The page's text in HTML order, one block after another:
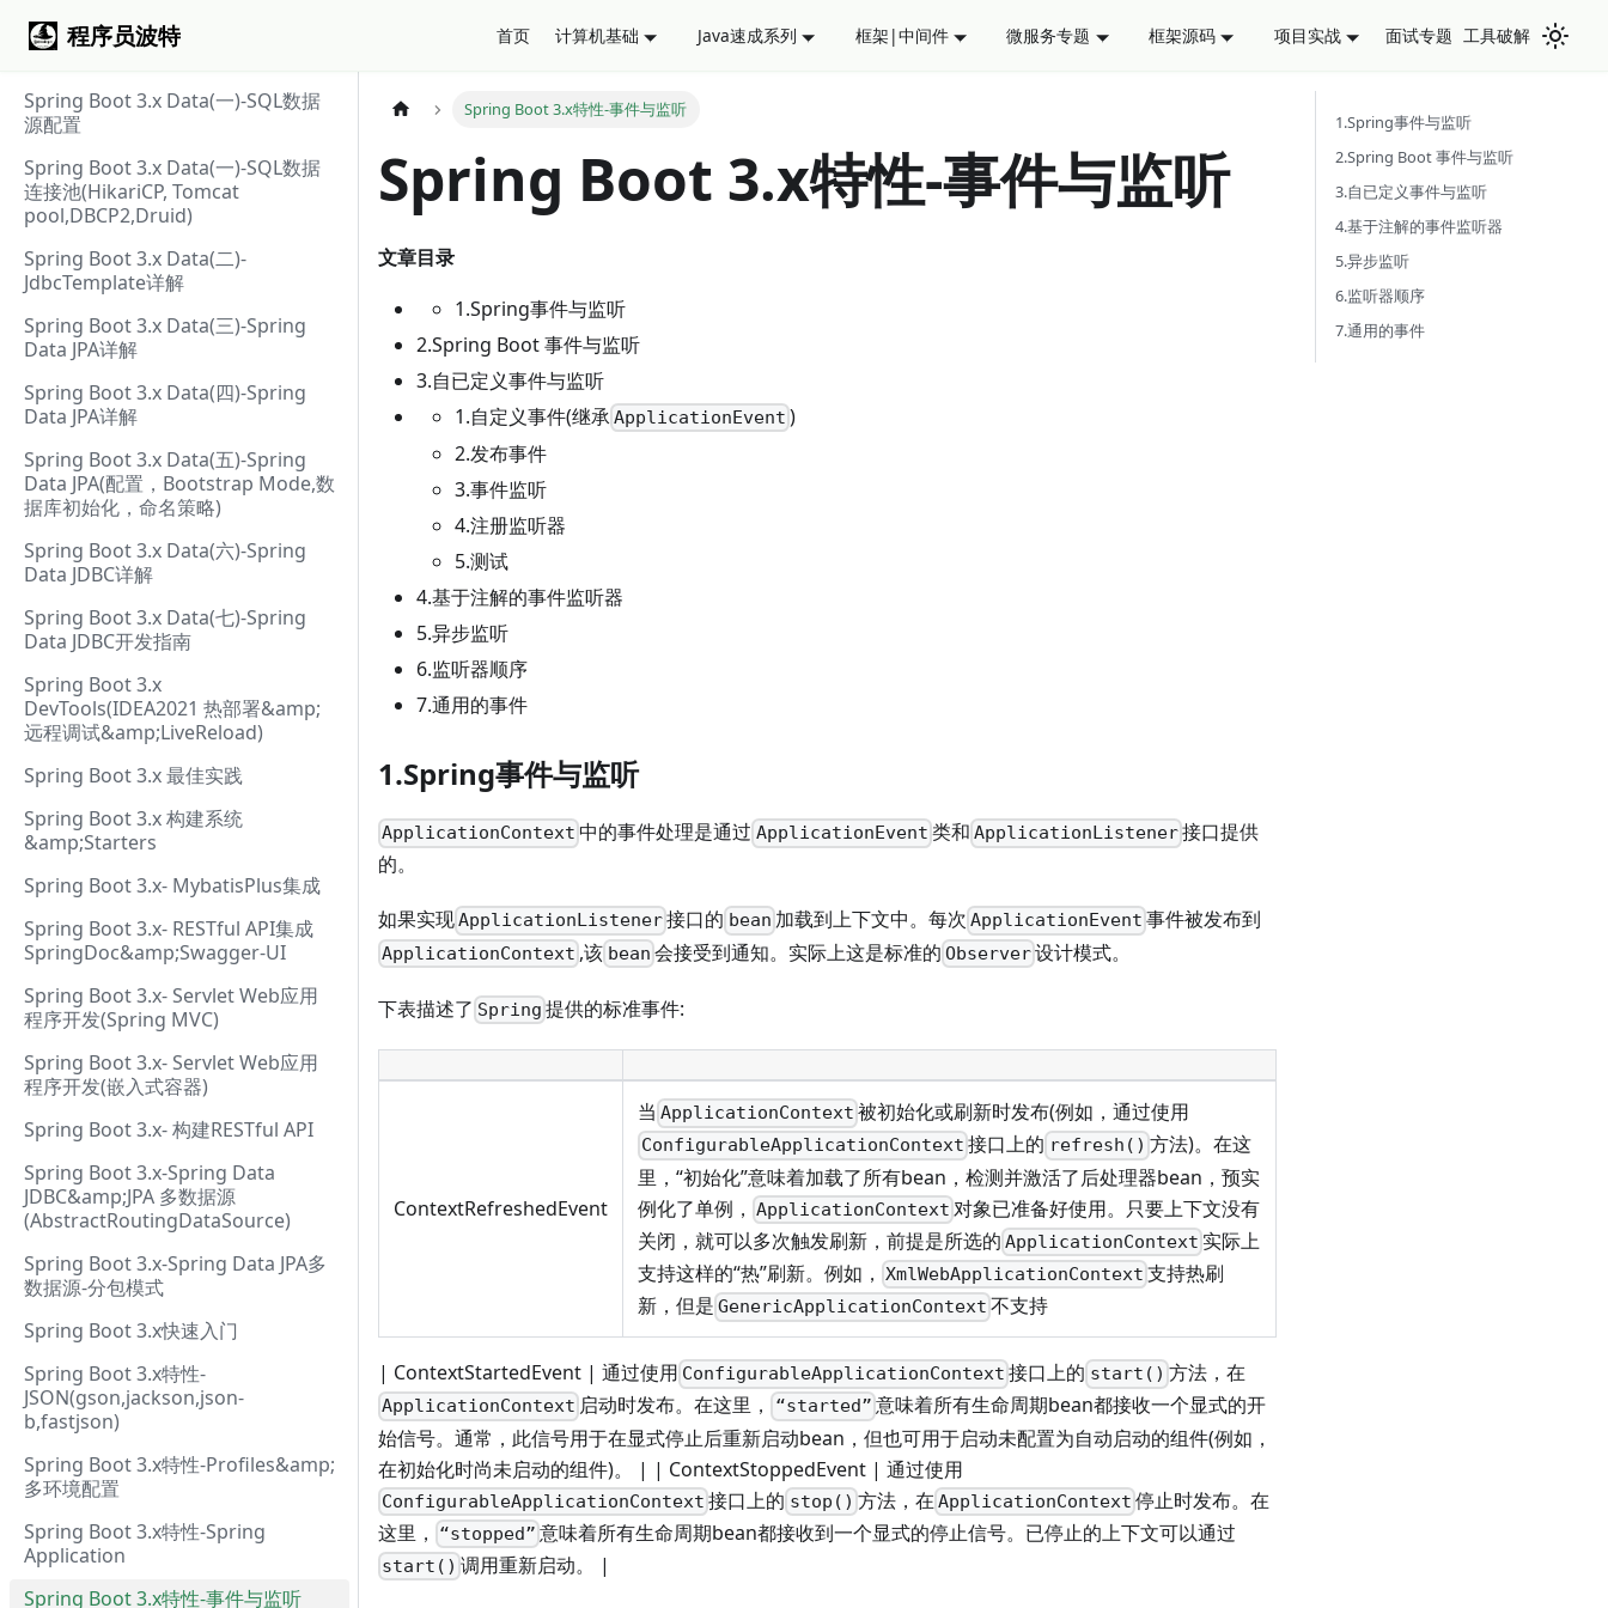
程序员波特 首页 计算机基础 Java速成系列 框架|中间件 微服务专题 框架源码 项目实战 面试专题 工具破解
Spring Boot 3.x Data(一)-SQL数据
源配置
Spring Boot 3.x Data(一)-SQL数据
连接池(HikariCP, Tomcat
pool,DBCP2,Druid)
Spring Boot 3.x Data(二)-
JdbcTemplate详解
Spring Boot 3.x Data(三)-Spring
Data JPA详解
Spring Boot 3.x Data(四)-Spring
Data JPA详解
Spring Boot 3.x Data(五)-Spring
Data JPA(配置，Bootstrap Mode,数
据库初始化，命名策略)
Spring Boot 3.x Data(六)-Spring
Data JDBC详解
Spring Boot 3.x Data(七)-Spring
Data JDBC开发指南
Spring Boot 3.x
DevTools(IDEA2021 热部署&amp;
远程调试&amp;LiveReload)
Spring Boot 3.x 最佳实践
Spring Boot 3.x 构建系统
&amp;Starters
Spring Boot 3.x- MybatisPlus集成
Spring Boot 3.x- RESTful API集成
SpringDoc&amp;Swagger-UI
Spring Boot 3.x- Servlet Web应用
程序开发(Spring MVC)
Spring Boot 3.x- Servlet Web应用
程序开发(嵌入式容器)
Spring Boot 3.x- 构建RESTful API
Spring Boot 3.x-Spring Data
JDBC&amp;JPA 多数据源
(AbstractRoutingDataSource)
Spring Boot 3.x-Spring Data JPA多
数据源-分包模式
Spring Boot 3.x快速入门
Spring Boot 3.x特性-
JSON(gson,jackson,json-
b,fastjson)
Spring Boot 3.x特性-Profiles&amp;
多环境配置
Spring Boot 3.x特性-Spring
Application
Spring Boot 3.x特性-事件与监听
Spring Boot 3.x特性-事件与监听
Spring Boot 3.x特性-事件与监听
文章目录
1.Spring事件与监听
2.Spring Boot 事件与监听
3.自已定义事件与监听
1.自定义事件(继承ApplicationEvent )
2.发布事件
3.事件监听
4.注册监听器
5.测试
4.基于注解的事件监听器
5.异步监听
6.监听器顺序
7.通用的事件
1.Spring事件与监听
ApplicationContext 中的事件处理是通过 ApplicationEvent 类和 ApplicationListener接口提供
的。
如果实现ApplicationListener接口的 bean 加载到上下文中。每次 ApplicationEvent 事件被发布到
ApplicationContext ,该 bean 会接受到通知。实际上这是标准的 Observer设计模式。
下表描述了 Spring 提供的标准事件:
ContextRefreshedEvent
当 ApplicationContext 被初始化或刷新时发布(例如，通过使用
ConfigurableApplicationContext 接口上的 refresh() 方法)。在这
里，“初始化”意味着加载了所有bean，检测并激活了后处理器bean，预实
例化了单例， ApplicationContext 对象已准备好使用。只要上下文没有
关闭，就可以多次触发刷新，前提是所选的 ApplicationContext 实际上
支持这样的“热”刷新。例如， XmlWebApplicationContext 支持热刷
新，但是 GenericApplicationContext 不支持
| ContextStartedEvent | 通过使用 ConfigurableApplicationContext 接口上的 start() 方法，在
ApplicationContext 启动时发布。在这里， “started” 意味着所有生命周期bean都接收一个显式的开
始信号。通常，此信号用于在显式停止后重新启动bean，但也可用于启动未配置为自动启动的组件(例如，
在初始化时尚未启动的组件)。 | | ContextStoppedEvent | 通过使用
ConfigurableApplicationContext 接口上的 stop() 方法，在 ApplicationContext 停止时发布。在
这里，
“stopped” 意味着所有生命周期bean都接收到一个显式的停止信号。已停止的上下文可以通过
start() 调用重新启动。 |
1.Spring事件与监听
2.Spring Boot 事件与监听
3.自已定义事件与监听
4.基于注解的事件监听器
5.异步监听
6.监听器顺序
7.通用的事件